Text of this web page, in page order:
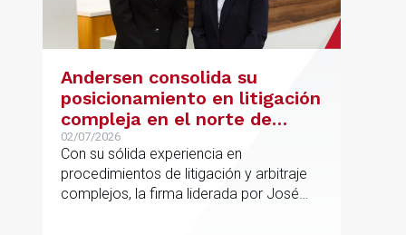
Andersen consolida su
posicionamiento en litigación
compleja en el norte de
España con la incorporación
de Rebeca Larena
02/07/2026
Con su sólida experiencia en
procedimientos de litigación y arbitraje
complejos, la firma liderada por José